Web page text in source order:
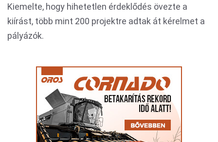
Kiemelte, hogy hihetetlen érdeklődés övezte a
kiírást, több mint 200 projektre adtak át kérelmet a
pályázók.